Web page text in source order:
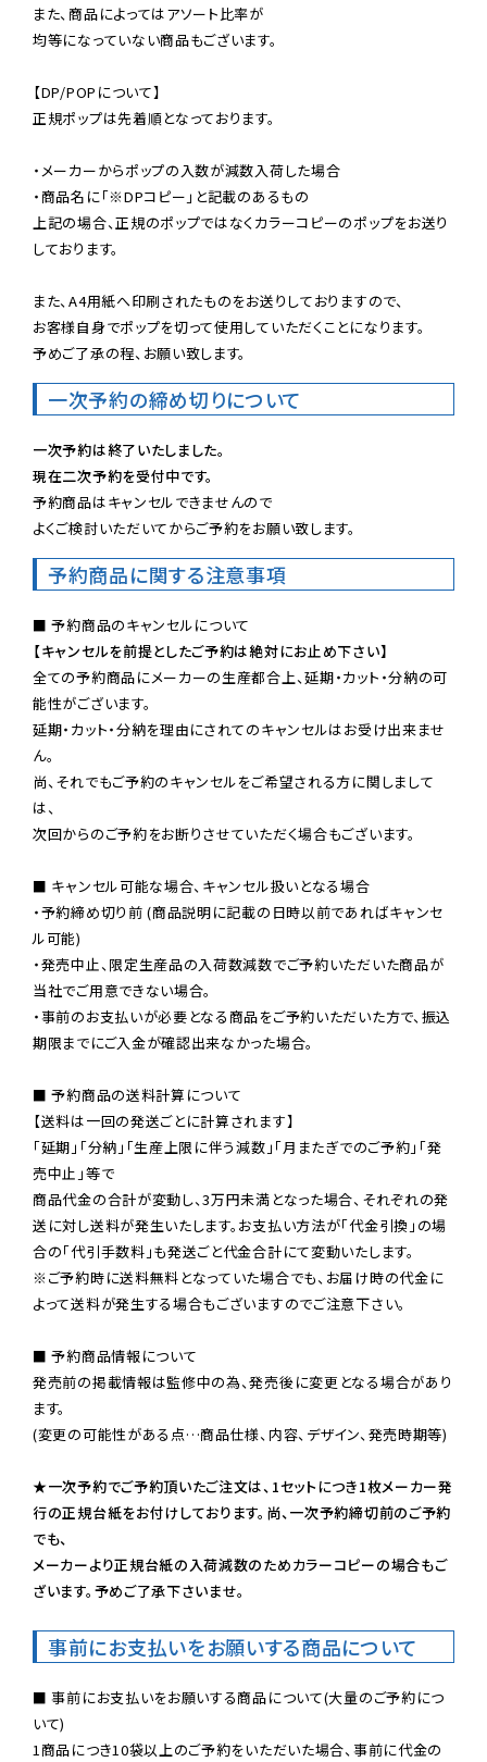
また、商品によってはアソート比率が
均等になっていない商品もございます。
【DP/POPについて】
正規ポップは先着順となっております。
・メーカーからポップの入数が減数入荷した場合
・商品名に「※DPコピー」と記載のあるもの
上記の場合、正規のポップではなくカラーコピーのポップをお送り
しております。
また、A4用紙へ印刷されたものをお送りしておりますので、
お客様自身でポップを切って使用していただくことになります。
予めご了承の程、お願い致します。
一次予約の締め切りについて
一次予約は終了いたしました。
現在二次予約を受付中です。
予約商品はキャンセルできませんので
よくご検討いただいてからご予約をお願い致します。
予約商品に関する注意事項
【キャンセルを前提としたご予約は絶対にお止め下さい】
全ての予約商品にメーカーの生産都合上、延期・カット・分納の可
能性がございます。
延期・カット・分納を理由にされてのキャンセルはお受け出来ませ
ん。
尚、それでもご予約のキャンセルをご希望される方に関しまして
は、
次回からのご予約をお断りさせていただく場合もございます。
■ キャンセル可能な場合、キャンセル扱いとなる場合
・予約締め切り前 (商品説明に記載の日時以前であればキャンセ
ル可能)
・発売中止、限定生産品の入荷数減数でご予約いただいた商品が
当社でご用意できない場合。
・事前のお支払いが必要となる商品をご予約いただいた方で、振込
期限までにご入金が確認出来なかった場合。
■ 予約商品の送料計算について
【送料は一回の発送ごとに計算されます】
「延期」「分納」「生産上限に伴う減数」「月またぎでのご予約」「発
売中止」等で
商品代金の合計が変動し、3万円未満となった場合、それぞれの発
送に対し送料が発生いたします。お支払い方法が「代金引換」の場
※ご予約時に送料無料となっていた場合でも、お届け時の代金に
よって送料が発生する場合もございますのでご注意下さい。
■ 予約商品情報について
発売前の掲載情報は監修中の為、発売後に変更となる場合があり
ます。
(変更の可能性がある点…商品仕様、内容、デザイン、発売時期等)
★一次予約でご予約頂いたご注文は、1セットにつき1枚メーカー発
行の正規台紙をお付けしております。尚、一次予約締切前のご予約
でも、
メーカーより正規台紙の入荷減数のためカラーコピーの場合もご
ざいます。予めご了承下さいませ。
事前にお支払いをお願いする商品について
■ 事前にお支払いをお願いする商品について(大量のご予約につ
いて)
1商品につき10袋以上のご予約をいただいた場合、事前に代金の